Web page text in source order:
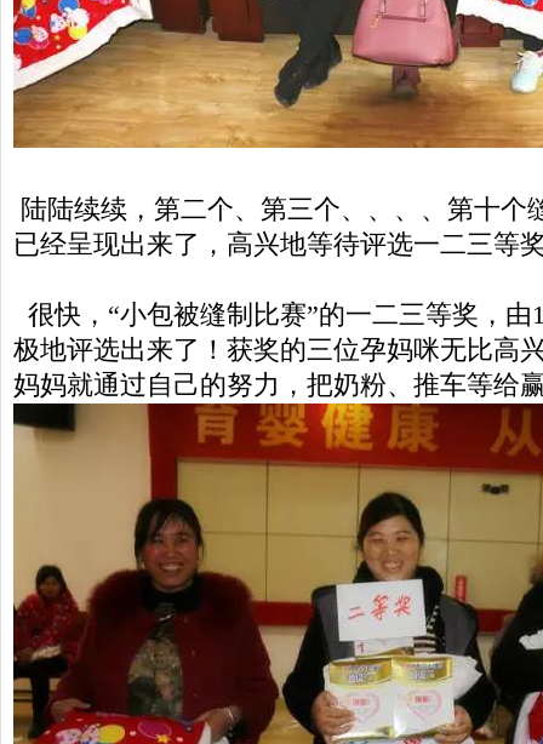
陆陆续续，第二个、第三个、、、、第十个
已经呈现出来了，高兴地等待评选一二三等
很快，“小包被缝制比赛”的一二三等奖，由
极地评选出来了！获奖的三位孕妈咪无比高
妈妈就通过自己的努力，把奶粉、推车等给